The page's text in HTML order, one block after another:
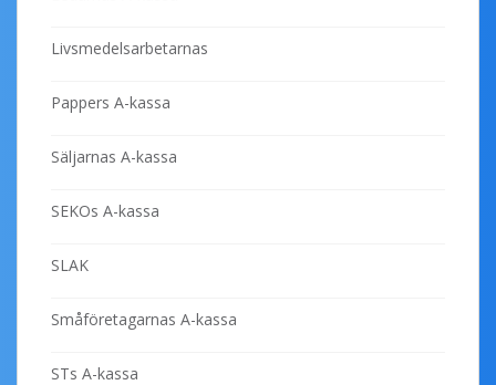
Livsmedelsarbetarnas
Pappers A-kassa
Säljarnas A-kassa
SEKOs A-kassa
SLAK
Småföretagarnas A-kassa
STs A-kassa